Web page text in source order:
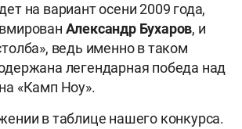
на вариант осени 2009 года,
Александр Бухаров, и
ведь именно в таком
легендарная победа над
«Камп Ноу».
в таблице нашего конкурса.